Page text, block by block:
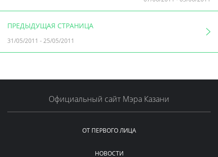
ПРЕДЫДУЩАЯ СТРАНИЦА
31/05/2011 -25/05/2011
Официальный сайт Мэра Казани
ОТ ПЕРВОГО ЛИЦА
НОВОСТИ